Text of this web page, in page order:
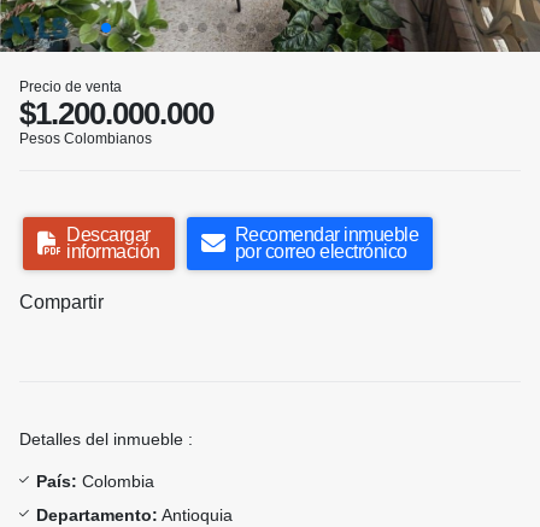
Precio de venta
$1.200.000.000
Pesos Colombianos
Descargar
información
Recomendar inmueble
por correo electrónico
Compartir
Detalles del inmueble :
País: Colombia
Departamento: Antioquia